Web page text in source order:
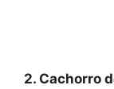
2. Cachorro